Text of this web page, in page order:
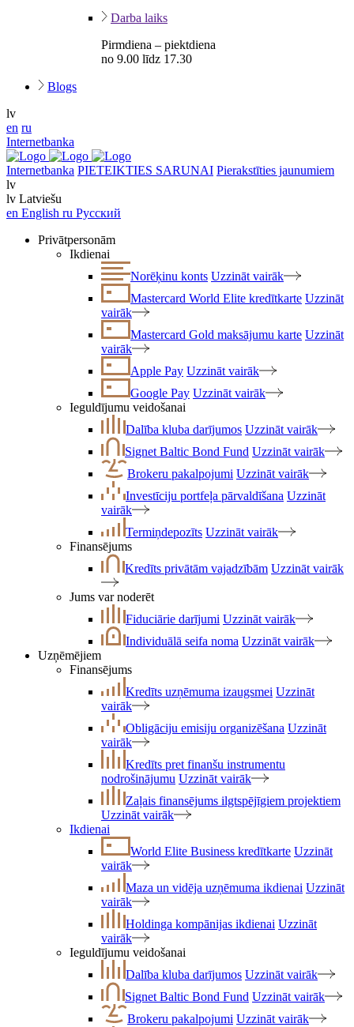
Darba laiks
Pirmdiena – piektdiena
no 9.00 līdz 17.30
Blogs
lv
en ru
Internetbanka
Internetbanka PIETEIKTIES SARUNAI Pierakstīties jaunumiem
lv
lv Latviešu
en English ru Русский
Privātpersonām
Ikdienai
Norēķinu konts Uzzināt vairāk
Mastercard World Elite kredītkarte Uzzināt
vairāk
Mastercard Gold maksājumu karte Uzzināt
vairāk
Apple Pay Uzzināt vairāk
Google Pay Uzzināt vairāk
Ieguldījumu veidošanai
Dalība kluba darījumos Uzzināt vairāk
Signet Baltic Bond Fund Uzzināt vairāk
Brokeru pakalpojumi Uzzināt vairāk
Investīciju portfeļa pārvaldīšana Uzzināt
vairāk
Termiņdepozīts Uzzināt vairāk
Finansējums
Kredīts privātām vajadzībām Uzzināt vairāk
Jums var noderēt
Fiduciārie darījumi Uzzināt vairāk
Individuālā seifa noma Uzzināt vairāk
Uzņēmējiem
Finansējums
Kredīts uzņēmuma izaugsmei Uzzināt
vairāk
Obligāciju emisiju organizēšana Uzzināt
vairāk
Kredīts pret finanšu instrumentu
nodrošinājumu Uzzināt vairāk
Zaļais finansējums ilgtspējīgiem projektiem
Uzzināt vairāk
Ikdienai
World Elite Business kredītkarte Uzzināt
vairāk
Maza un vidēja uzņēmuma ikdienai Uzzināt
vairāk
Holdinga kompānijas ikdienai Uzzināt
vairāk
Ieguldījumu veidošanai
Dalība kluba darījumos Uzzināt vairāk
Signet Baltic Bond Fund Uzzināt vairāk
Brokeru pakalpojumi Uzzināt vairāk